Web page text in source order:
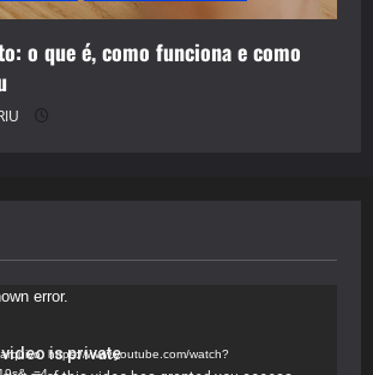
o que é, como funciona e como
error.
https://www.youtube.com/watch?